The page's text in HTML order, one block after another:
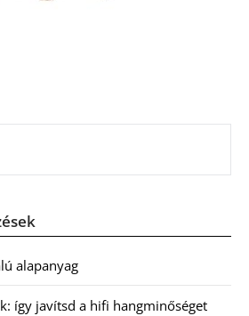
alapanyag
így javítsd a hifi hangminőséget